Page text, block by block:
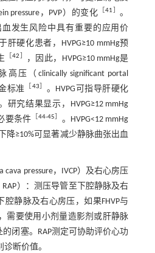
pressure，PVP）的变化 ［41
。
血发生风险中具有重要的应用价
硬化患者，HVPG≥10 mmHg预
［42
，因此，HVPG≥10 mmHg是
压（clinically significant portal
标准
43
。HVPG可指导肝硬化
究结果显示，HVPG≥12 mmHg
要条件
44-45
。HVPG<12 mmHg
降≥10%可显著减少静脉曲张出血
cava pressure，IVCP）及右心房压
RAP）：测压导管至下腔静脉及右
静脉及右心房压，如果FHVP与
需要使用小剂量造影剂或肝静脉
闭塞。RAP测定可协助评价心功
断价值。